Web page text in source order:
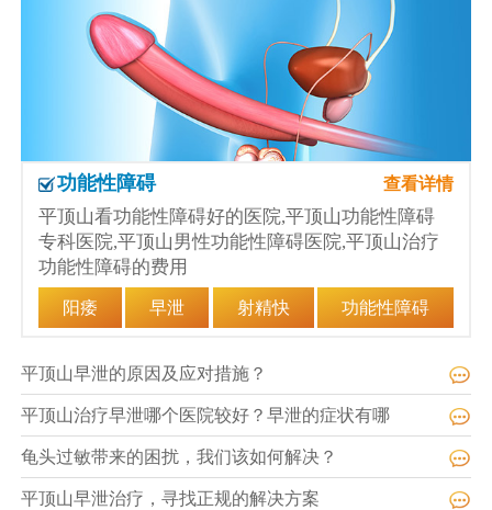
功能性障碍 查看详情
平顶山看功能性障碍好的医院,平顶山功能性障碍
专科医院,平顶山男性功能性障碍医院,平顶山治疗
功能性障碍的费用
阳痿 早泄 射精快 功能性障碍
平顶山早泄的原因及应对措施？
平顶山治疗早泄哪个医院较好？早泄的症状有哪
龟头过敏带来的困扰，我们该如何解决？
平顶山早泄治疗，寻找正规的解决方案